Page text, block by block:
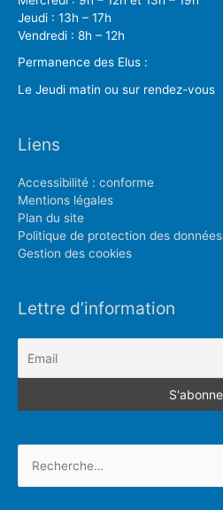
Jeudi : 13h – 17h
Vendredi : 8h – 12h
Permanence des Elus :
Le Jeudi matin ou sur rendez-vous
Liens
Accessibilité : conforme
Mentions légales
Plan du site
Politique de protection des données
Gestion des cookies
Lettre d’information